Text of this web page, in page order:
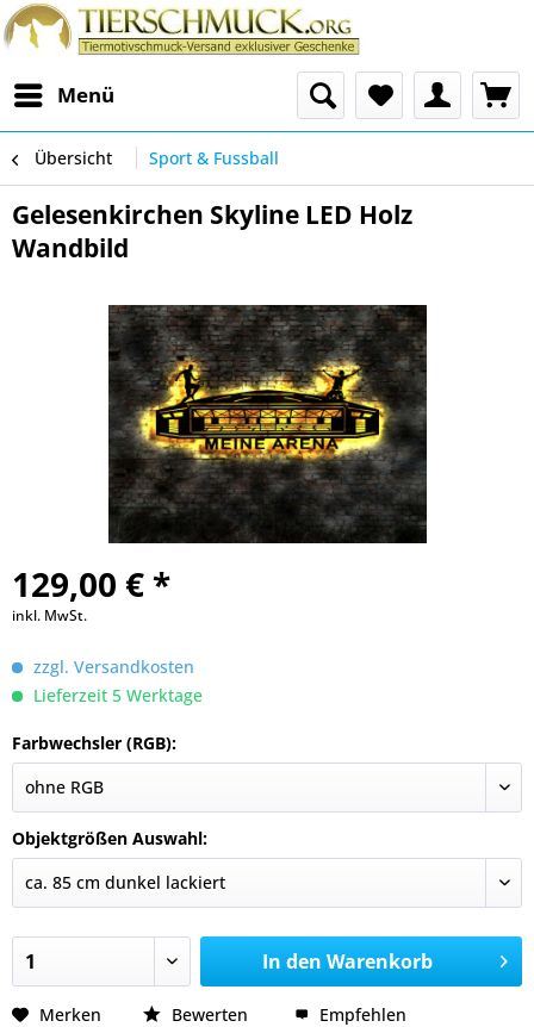
Menü
Übersicht Sport & Fussball
Gelesenkirchen Skyline LED Holz
Wandbild
129,00 € *
inkl. MwSt.
zzgl. Versandkosten
Lieferzeit 5 Werktage
Farbwechsler (RGB):
Objektgrößen Auswahl:
In den Warenkorb
Merken Bewerten Empfehlen